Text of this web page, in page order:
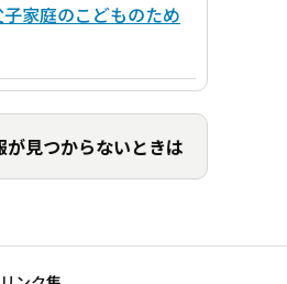
家庭のこどものため
が見つからないときは